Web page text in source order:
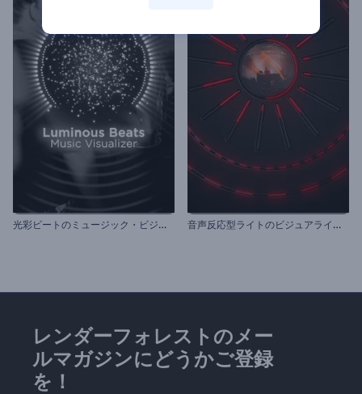
光
彩ビートのミュージック・ビジュアライザー 音
声反応型ライトのビジュアライザー
レンダーフォレストのメー
ルマガジンにどうかご登録
を！